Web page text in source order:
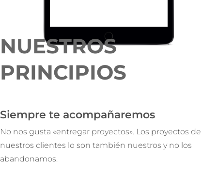
NUESTROS
PRINCIPIOS
Siempre te acompañaremos
No nos gusta «entregar proyectos». Los proyectos de
nuestros clientes lo son también nuestros y no los
abandonamos.